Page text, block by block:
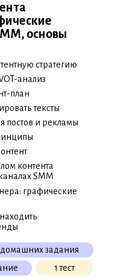
основы
стратегию
анализ
план
тексты
постов и рекламы
контента
SMM
графические
домашних задания
1 тест